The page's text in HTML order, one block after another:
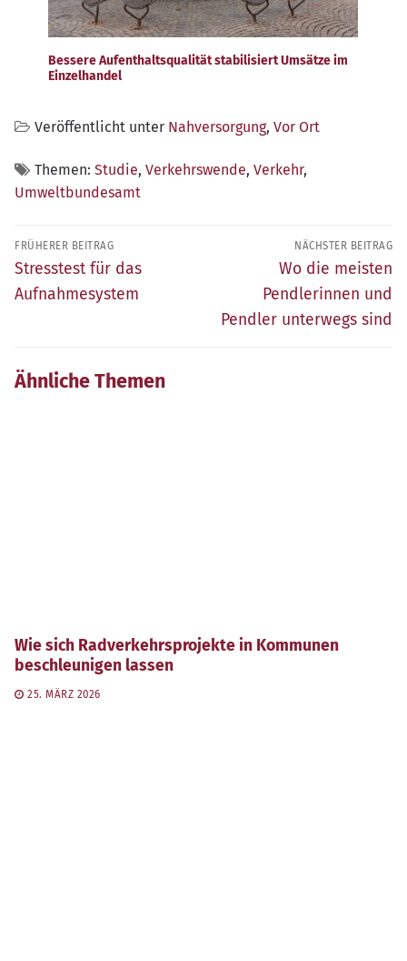
Bessere Aufenthaltsqualität stabilisiert Umsätze im
Einzelhandel
Veröffentlicht unter Nahversorgung, Vor Ort
Themen: Studie, Verkehrswende, Verkehr,
Umweltbundesamt
Beitragsnavigation
FRÜHERER BEITRAG
Früherer
Beitrag:
Stresstest für das
Aufnahmesystem
NÄCHSTER BEITRAG
Nächster
Beitrag:
Wo die meisten
Pendlerinnen und
Pendler unterwegs sind
Ähnliche Themen
Wie sich Radverkehrsprojekte in Kommunen
beschleunigen lassen
25. MÄRZ 2026